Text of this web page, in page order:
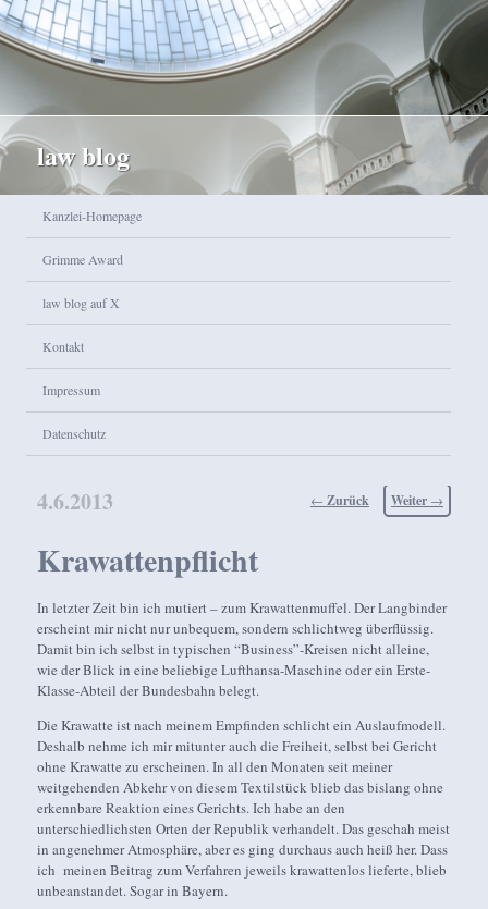
law blog
Zum Inhalt wechseln
Zum sekundären Inhalt wechseln
Kanzlei-Homepage
Grimme Award
law blog auf X
Kontakt
Impressum
Datenschutz
Beitragsnavigation
← Zurück Weiter →
Krawattenpflicht
4.6.2013
In letzter Zeit bin ich mutiert – zum Krawattenmuffel. Der Langbinder
erscheint mir nicht nur unbequem, sondern schlichtweg überflüssig.
Damit bin ich selbst in typischen “Business”-Kreisen nicht alleine,
wie der Blick in eine beliebige Lufthansa-Maschine oder ein Erste-
Klasse-Abteil der Bundesbahn belegt.
Die Krawatte ist nach meinem Empfinden schlicht ein Auslaufmodell.
Deshalb nehme ich mir mitunter auch die Freiheit, selbst bei Gericht
ohne Krawatte zu erscheinen. In all den Monaten seit meiner
weitgehenden Abkehr von diesem Textilstück blieb das bislang ohne
erkennbare Reaktion eines Gerichts. Ich habe an den
unterschiedlichsten Orten der Republik verhandelt. Das geschah meist
in angenehmer Atmosphäre, aber es ging durchaus auch heiß her. Dass
ich meinen Beitrag zum Verfahren jeweils krawattenlos lieferte, blieb
unbeanstandet. Sogar in Bayern.